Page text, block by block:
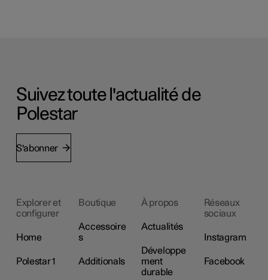
Suivez toute l'actualité de
Polestar
S'abonner
Explorer et
configurer
Home
Polestar 1
Boutique
Accessoire
s
Additionals
À propos
Actualités
Développe
ment
durable
Réseaux
sociaux
Instagram
Facebook